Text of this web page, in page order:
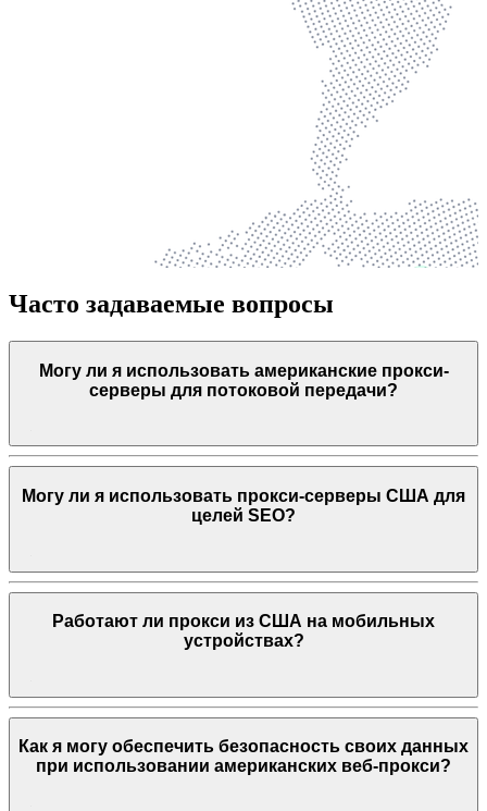
Часто задаваемые вопросы
Могу ли я использовать американские прокси-
серверы для потоковой передачи?
Могу ли я использовать прокси-серверы США для
целей SEO?
Работают ли прокси из США на мобильных
устройствах?
Как я могу обеспечить безопасность своих данных
при использовании американских веб-прокси?